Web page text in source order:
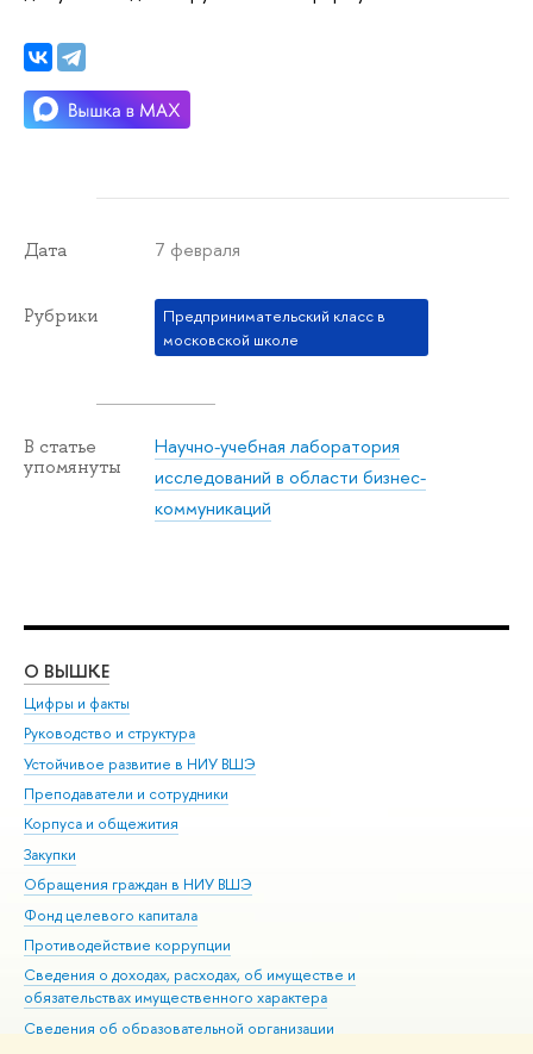
Дата 7 февраля
Рубрики
Предпринимательский класс в
московской школе
В статье
упомянуты
Научно-учебная лаборатория
исследований в области бизнес-
коммуникаций
О ВЫШКЕ
Цифры и факты
Руководство и структура
Устойчивое развитие в НИУ ВШЭ
Преподаватели и сотрудники
Корпуса и общежития
Закупки
Обращения граждан в НИУ ВШЭ
Фонд целевого капитала
Противодействие коррупции
Сведения о доходах, расходах, об имуществе и
обязательствах имущественного характера
Сведения об образовательной организации